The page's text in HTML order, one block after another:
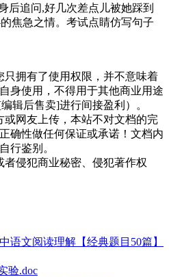
后追问,好几次差点儿被她踩到
焦急之情。考试点睛仿写句子
只拥有了使用权限，并不意味着
身使用，不得用于其他商业用途
辑后售卖]进行间接盈利）。
或网友上传，本站不对文档的完
确性做任何保证或承诺！文档内
行鉴别。
侵犯商业秘密、侵犯著作权
语文阅读理解【经典题目50篇】
验.doc